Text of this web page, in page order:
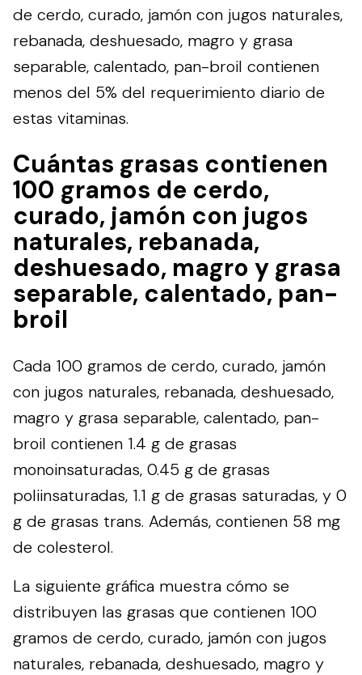
de cerdo, curado, jamón con jugos naturales,
rebanada, deshuesado, magro y grasa
separable, calentado, pan-broil contienen
menos del 5% del requerimiento diario de
estas vitaminas.
Cuántas grasas contienen
100 gramos de cerdo,
curado, jamón con jugos
naturales, rebanada,
deshuesado, magro y grasa
separable, calentado, pan-
broil
Cada 100 gramos de cerdo, curado, jamón
con jugos naturales, rebanada, deshuesado,
magro y grasa separable, calentado, pan-
broil contienen 1.4 g de grasas
monoinsaturadas, 0.45 g de grasas
poliinsaturadas, 1.1 g de grasas saturadas, y 0
g de grasas trans. Además, contienen 58 mg
de colesterol.
La siguiente gráfica muestra cómo se
distribuyen las grasas que contienen 100
gramos de cerdo, curado, jamón con jugos
naturales, rebanada, deshuesado, magro y